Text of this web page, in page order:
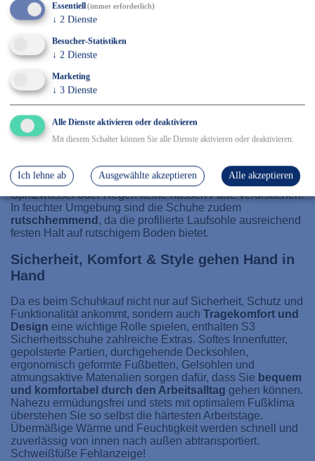
Essentiell(immer erforderlich)
↓ 2 Dienste
Besucher-Statistiken
↓ 2 Dienste
Marketing
↓ 3 Dienste
Alle Dienste aktivieren oder deaktivieren
Mit diesem Schalter können Sie alle Dienste aktivieren oder deaktivieren.
Ich lehne ab Ausgewählte akzeptieren Alle akzeptieren
Wasserdurchtritt & Wasseraufnahme (WRU)
die vorgeschriebene Schutzkappe im Zehenbereich. Dabei
handelt es sich je nach Modell um eine klassische
Zehenschutzkappe
Brüche durch Schläge, Stöße und herunterfallende
Gegenstände – optimal für die Montage, Produktion und
Logistik.
Zudem sind S3 Berufsschuhe mit einer Sohle ausgestattet,
Der obere Teil ist außerdem beständig gegenüber
Wasseraufnahme und Wasserdurchtritt, sodass
Spritzwasser oder Regen keine nassen Füße verursachen.
In feuchter Umgebung sind die Schuhe zudem
rutschhemmend , da die profilierte Laufsohle ausreichend
festen Halt auf rutschigem Boden bietet.
Sicherheit, Komfort & Style gehen Hand in
Hand
Da es beim Schuhkauf nicht nur auf Sicherheit, Schutz und
Funktionalität ankommt, sondern auch Tragekomfort und
Design eine wichtige Rolle spielen, enthalten S3
Sicherheitsschuhe zahlreiche Extras. Softes Innenfutter,
gepolsterte Partien, durchgehende Decksohlen,
ergonomisch geformte Fußbetten, Gelsohlen und
atmungsaktive Materialien sorgen dafür, dass Sie bequem
und komfortabel durch den Arbeitsalltag gehen können.
Nahezu ermüdungsfrei und stets mit optimalem Fußklima
überstehen Sie so selbst die härtesten Arbeitstage.
Übermäßige Wärme und Feuchtigkeit werden schnell und
zuverlässig von innen nach außen abtransportiert.
Schweißfüße Fehlanzeige!